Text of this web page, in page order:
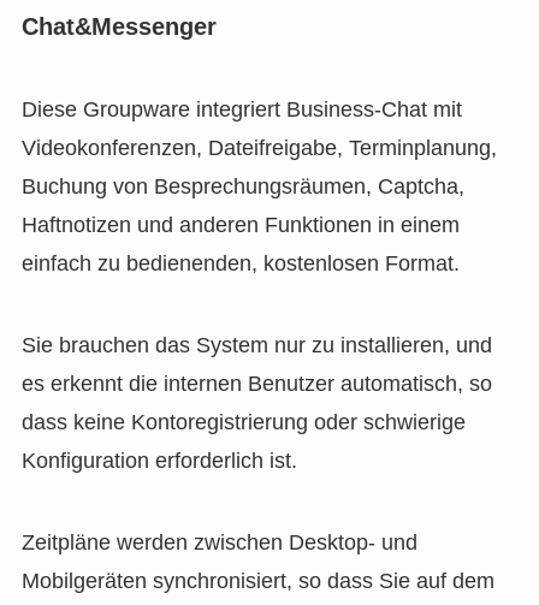
Chat&Messenger
Diese Groupware integriert Business-Chat mit
Videokonferenzen, Dateifreigabe, Terminplanung,
Buchung von Besprechungsräumen, Captcha,
Haftnotizen und anderen Funktionen in einem
einfach zu bedienenden, kostenlosen Format.
Sie brauchen das System nur zu installieren, und
es erkennt die internen Benutzer automatisch, so
dass keine Kontoregistrierung oder schwierige
Konfiguration erforderlich ist.
Zeitpläne werden zwischen Desktop- und
Mobilgeräten synchronisiert, so dass Sie auf dem